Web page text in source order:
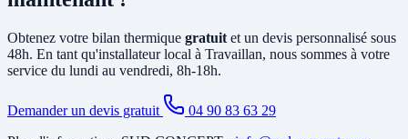
des performances et la recharge éventuelle du fluide.
Obtenez votre bilan thermique gratuit et un devis personnalisé sous
48h. En tant qu'installateur local à Travaillan, nous sommes à votre
service du lundi au vendredi, 8h-18h.
Demander un devis gratuit
04 90 83 63 29